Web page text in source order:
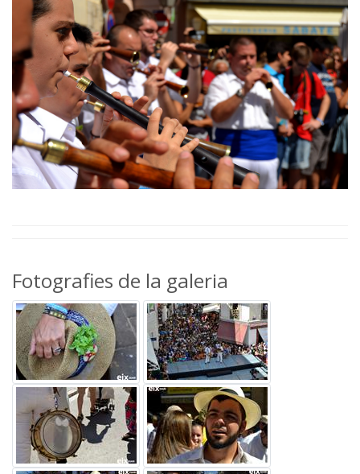
Fotografies de la galeria